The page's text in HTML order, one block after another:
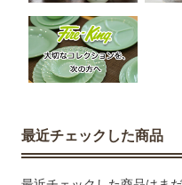
最近チェックした商品